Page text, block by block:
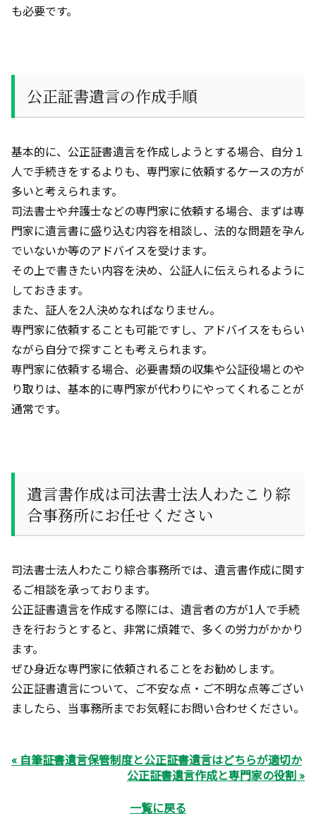
も必要です。
公正証書遺言の作成手順
基本的に、公正証書遺言を作成しようとする場合、自分１
人で手続きをするよりも、専門家に依頼するケースの方が
多いと考えられます。
司法書士や弁護士などの専門家に依頼する場合、まずは専
門家に遺言書に盛り込む内容を相談し、法的な問題を孕ん
でいないか等のアドバイスを受けます。
その上で書きたい内容を決め、公証人に伝えられるように
しておきます。
また、証人を2人決めなればなりません。
専門家に依頼することも可能ですし、アドバイスをもらい
ながら自分で探すことも考えられます。
専門家に依頼する場合、必要書類の収集や公証役場とのや
り取りは、基本的に専門家が代わりにやってくれることが
通常です。
遺言書作成は司法書士法人わたこり綜
合事務所にお任せください
司法書士法人わたこり綜合事務所では、遺言書作成に関す
るご相談を承っております。
公正証書遺言を作成する際には、遺言者の方が1人で手続
きを行おうとすると、非常に煩雑で、多くの労力がかかり
ます。
ぜひ身近な専門家に依頼されることをお勧めします。
公正証書遺言について、ご不安な点・ご不明な点等ござい
ましたら、当事務所までお気軽にお問い合わせください。
« 自筆証書遺言保管制度と公正証書遺言はどちらが適切か
公正証書遺言作成と専門家の役割 »
一覧に戻る